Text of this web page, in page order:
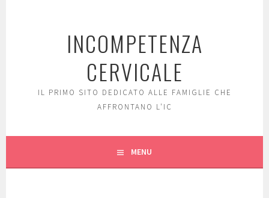
INCOMPETENZA
CERVICALE
IL PRIMO SITO DEDICATO ALLE FAMIGLIE CHE
AFFRONTANO L'IC
MENU